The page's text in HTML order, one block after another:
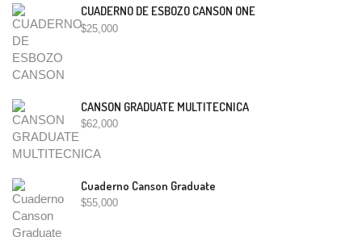
CUADERNO DE ESBOZO CANSON ONE
$25,000
CANSON GRADUATE MULTITECNICA
$62,000
Cuaderno Canson Graduate
$55,000